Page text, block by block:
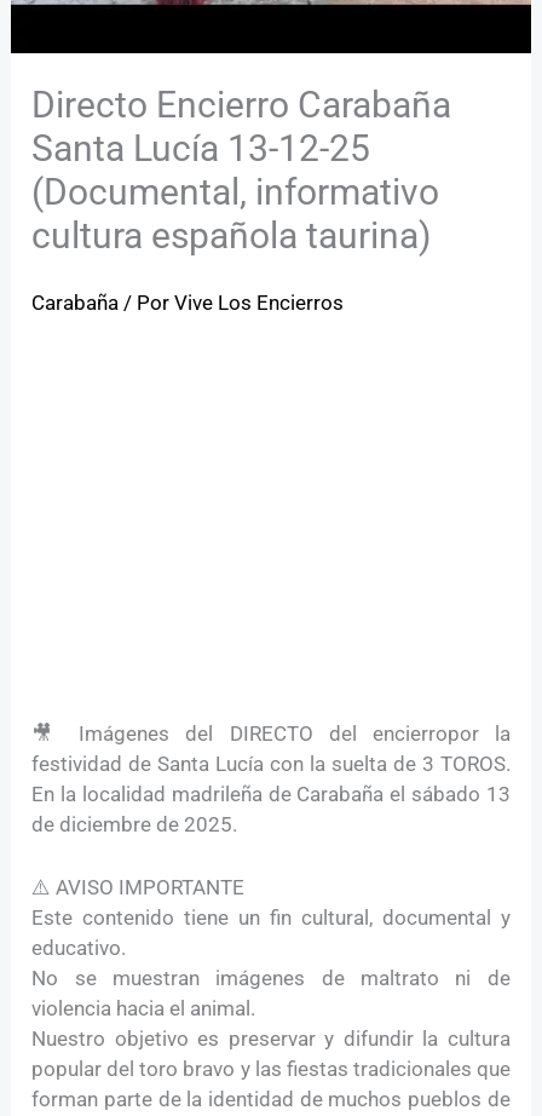
Directo Encierro Carabaña
Santa Lucía 13-12-25
(Documental, informativo
cultura española taurina)
Carabaña / PorVive Los Encierros
🎥 Imágenes del DIRECTO del encierropor la
festividad de Santa Lucía con la suelta de 3 TOROS.
En la localidad madrileña de Carabaña el sábado 13
de diciembre de 2025.
⚠️ AVISO IMPORTANTE
Este contenido tiene un fin cultural, documental y
educativo.
No se muestran imágenes de maltrato ni de
violencia hacia el animal.
Nuestro objetivo es preservar y difundir la cultura
popular del toro bravo y las fiestas tradicionales que
forman parte de la identidad de muchos pueblos de